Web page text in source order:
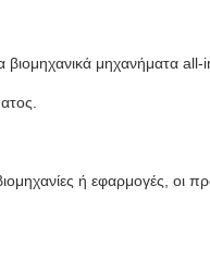
μηχανήματα
ή εφαρμογές,